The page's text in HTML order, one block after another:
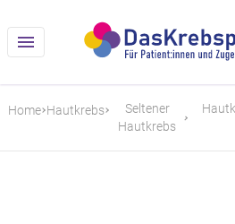
Home Hautkrebs
Seltener
Hautkrebs